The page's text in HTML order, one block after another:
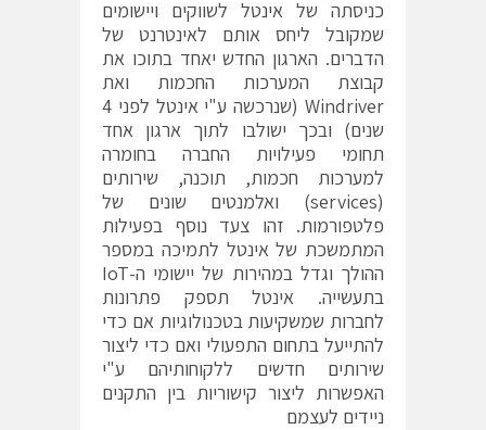
כניסתה של אינטל לשווקים ויישומים
שמקובל ליחס אותם לאינטרנט של
הדברים. הארגון החדש יאחד בתוכו את
קבוצת המערכות החכמות ואת
Windriver (שנרכשה ע"י אינטל לפני 4
שנים) ובכך ישולבו לתוך ארגון אחד
תחומי פעילויות החברה בחומרה
למערכות חכמות, תוכנה, שירותים
(services) ואלמנטים שונים של
פלטפורמות. זהו צעד נוסף בפעילות
המתמשכת של אינטל לתמיכה במספר
ההולך וגדל במהירות של יישומי ה-IoT
בתעשייה. אינטל תספק פתרונות
לחברות שמשקיעות בטכנולוגיות אם כדי
להתייעל בתחום התפעולי ואם כדי ליצור
שירותים חדשים ללקוחותיהם ע"י
האפשרות ליצור קישוריות בין התקנים
ניידים לעצמם